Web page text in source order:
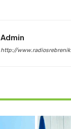
Admin
http://